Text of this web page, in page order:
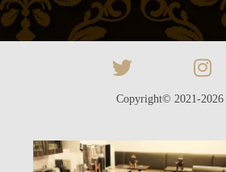
Copyright© 2021-2026